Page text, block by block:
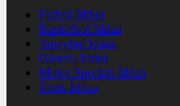
Futbol İddaa
Basketbol İddaa
Voleybol İddaa
Bilardo İddaa
Motor Sporları İddaa
Tenis İddaa